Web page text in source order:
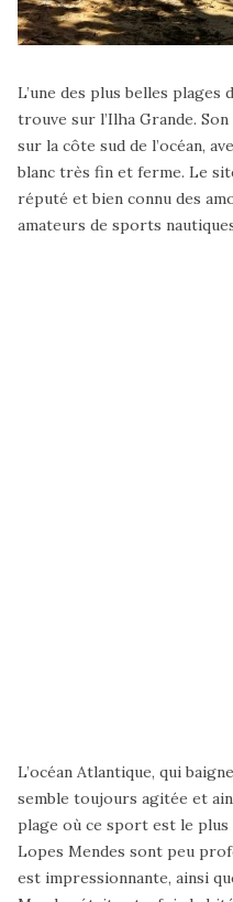
L’une des plus belles
trouve sur l’Ilha Grande.
sur la côte sud de l’océan,
blanc très fin et ferme. Le
réputé et bien connu des
amateurs de sports
L’océan Atlantique, qui
semble toujours agitée et
plage où ce sport est le plus
Lopes Mendes sont peu
est impressionnante, ainsi